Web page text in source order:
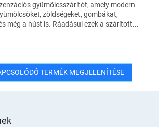
gyümölcsszárítót, amely modern
zöldségeket, gombákat,
még a húst is. Ráadásul ezek a szárított...
TERMÉK MEGJELENÍTÉSE